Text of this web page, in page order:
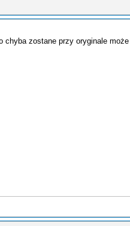
chyba zostane przy oryginale